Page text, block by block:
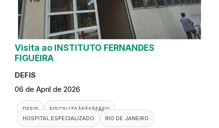
Visita ao INSTITUTO FERNANDES
FIGUEIRA
DEFIS
06 de April de 2026
DEFIS
FISCALIZAÃƑÂ§ÃƑÂ£O
HOSPITAL ESPECIALIZADO
RIO DE JANEIRO